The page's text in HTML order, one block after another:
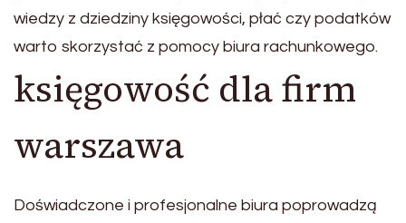
wiedzy z dziedziny księgowości, płać czy podatków
warto skorzystać z pomocy biura rachunkowego.
księgowość dla firm
warszawa
Doświadczone i profesjonalne biura poprowadzą